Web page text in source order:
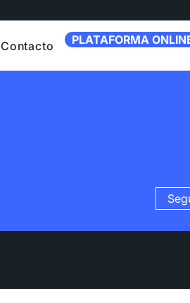
Contacto PLATAFORMA